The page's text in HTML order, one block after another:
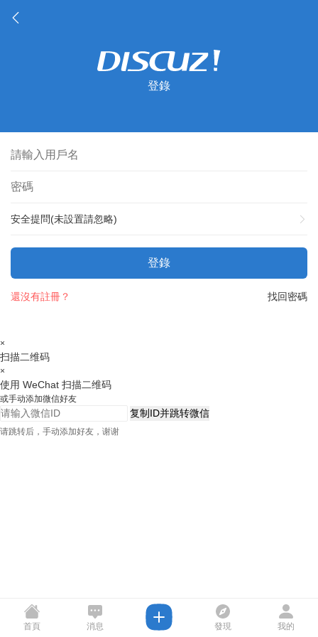
登錄
安全提問(未設置請忽略)
登錄
找回密碼
還沒有註冊？
×
扫描二维码
×
使用 WeChat 扫描二维码
或手动添加微信好友
复制ID并跳转微信
请跳转后，手动添加好友，谢谢
首頁 消息 發現 我的